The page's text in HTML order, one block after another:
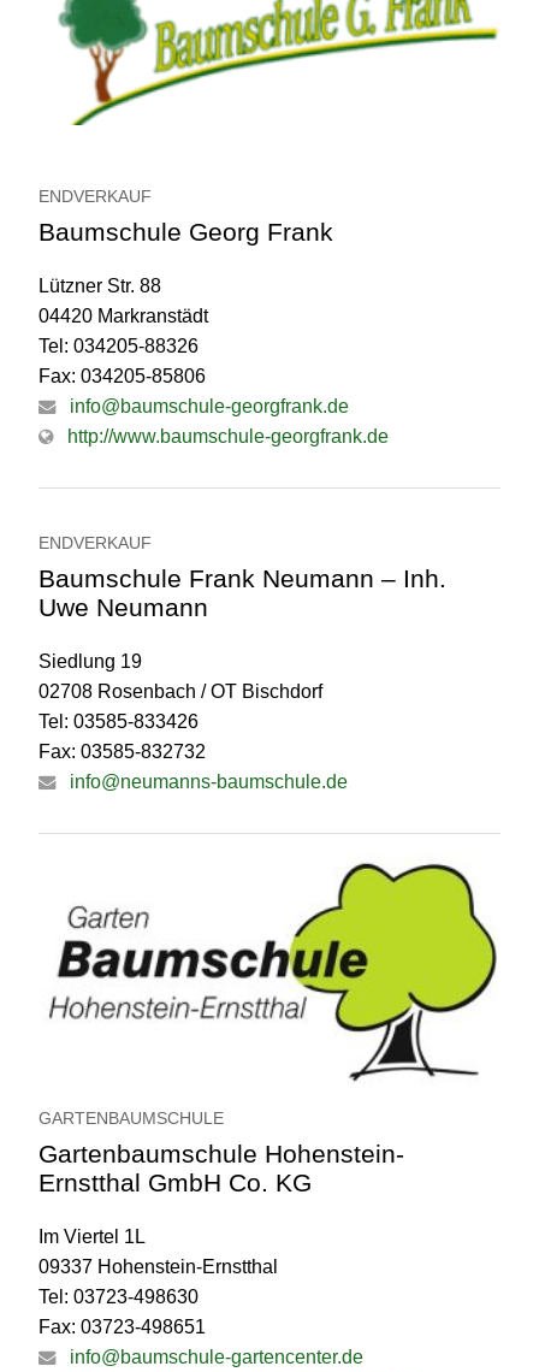
ENDVERKAUF
Baumschule Georg Frank
Lützner Str. 88
04420 Markranstädt
Tel: 034205-88326
Fax: 034205-85806
info@baumschule-georgfrank.de
http://www.baumschule-georgfrank.de
ENDVERKAUF
Baumschule Frank Neumann – Inh.
Uwe Neumann
Siedlung 19
02708 Rosenbach / OT Bischdorf
Tel: 03585-833426
Fax: 03585-832732
info@neumanns-baumschule.de
GARTENBAUMSCHULE
Gartenbaumschule Hohenstein-
Ernstthal GmbH Co. KG
Im Viertel 1L
09337 Hohenstein-Ernstthal
Tel: 03723-498630
Fax: 03723-498651
info@baumschule-gartencenter.de